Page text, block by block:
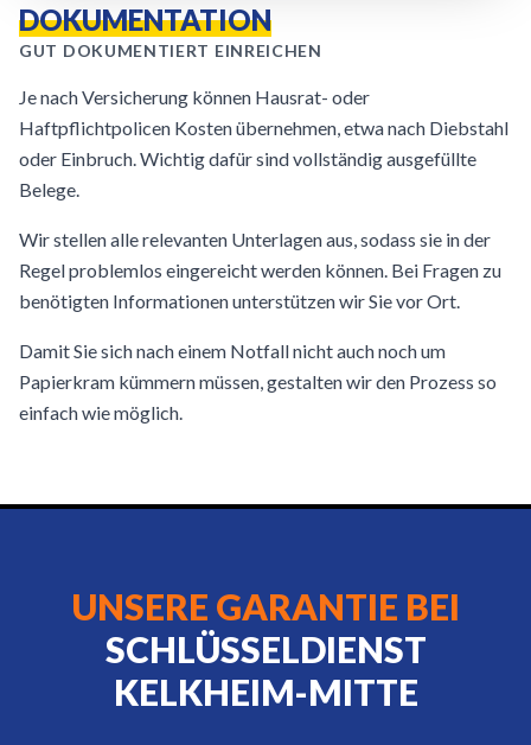
DOKUMENTATION
GUT DOKUMENTIERT EINREICHEN
Je nach Versicherung können Hausrat- oder
Haftpflichtpolicen Kosten übernehmen, etwa nach Diebstahl
oder Einbruch. Wichtig dafür sind vollständig ausgefüllte
Belege.
Wir stellen alle relevanten Unterlagen aus, sodass sie in der
Regel problemlos eingereicht werden können. Bei Fragen zu
benötigten Informationen unterstützen wir Sie vor Ort.
Damit Sie sich nach einem Notfall nicht auch noch um
Papierkram kümmern müssen, gestalten wir den Prozess so
einfach wie möglich.
UNSERE GARANTIE BEI
SCHLÜSSELDIENST
KELKHEIM-MITTE